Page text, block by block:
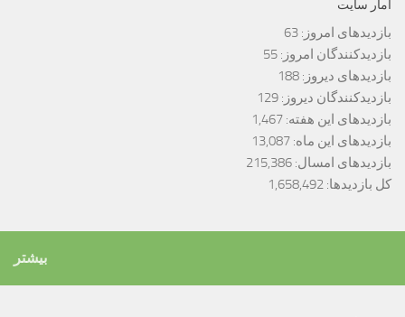
آمار سایت
بازدیدهای امروز: 63
بازدیدکنندگان امروز: 55
بازدیدهای دیروز: 188
بازدیدکنندگان دیروز: 129
بازدیدهای این هفته: 1,467
بازدیدهای این ماه: 13,087
بازدیدهای امسال: 215,386
کل بازدیدها: 1,658,492
بیشتر